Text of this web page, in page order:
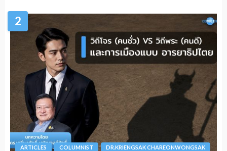
2
ARTICLES COLUMNIST DR.KRIENGSAK CHAREONWONGSAK